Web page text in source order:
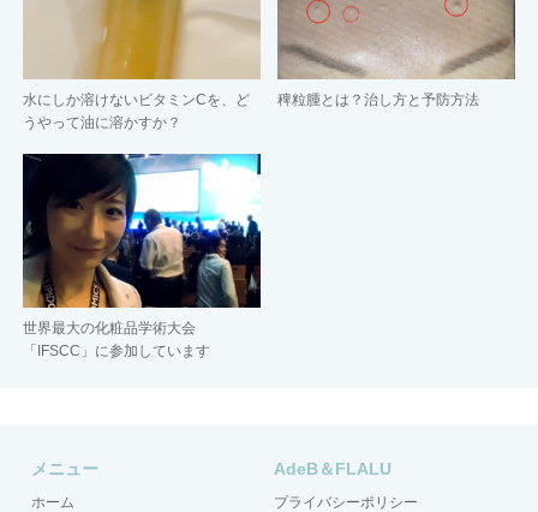
水にしか溶けないビタミンCを、ど
うやって油に溶かすか？
稗粒腫とは？治し方と予防方法
世界最大の化粧品学術大会
「IFSCC」に参加しています
メニュー
ホーム
AdeB＆FLALU
プライバシーポリシー